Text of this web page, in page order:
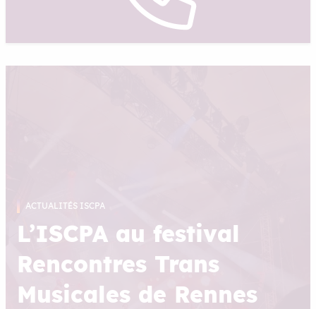
ACTUALITÉS ISCPA
L’ISCPA au festival
Rencontres Trans
Musicales de Rennes